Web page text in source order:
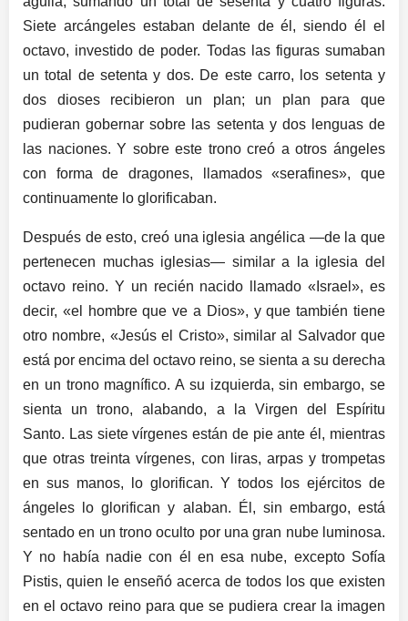
Siete arcángeles estaban delante de él, siendo él el
octavo, investido de poder. Todas las figuras sumaban
un total de setenta y dos. De este carro, los setenta y
dos dioses recibieron un plan; un plan para que
pudieran gobernar sobre las setenta y dos lenguas de
las naciones. Y sobre este trono creó a otros ángeles
con forma de dragones, llamados «serafines», que
continuamente lo glorificaban.
Después de esto, creó una iglesia angélica —de la que
pertenecen muchas iglesias— similar a la iglesia del
octavo reino. Y un recién nacido llamado «Israel», es
decir, «el hombre que ve a Dios», y que también tiene
otro nombre, «Jesús el Cristo», similar al Salvador que
está por encima del octavo reino, se sienta a su derecha
en un trono magnífico. A su izquierda, sin embargo, se
sienta un trono, alabando, a la Virgen del Espíritu
Santo. Las siete vírgenes están de pie ante él, mientras
que otras treinta vírgenes, con liras, arpas y trompetas
en sus manos, lo glorifican. Y todos los ejércitos de
ángeles lo glorifican y alaban. Él, sin embargo, está
sentado en un trono oculto por una gran nube luminosa.
Y no había nadie con él en esa nube, excepto Sofía
Pistis, quien le enseñó acerca de todos los que existen
en el octavo reino para que se pudiera crear la imagen